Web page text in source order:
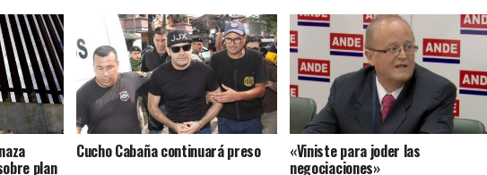
plan
Cucho Cabaña continuará preso «Viniste para joder las
negociaciones»